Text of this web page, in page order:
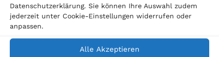
Datenschutzerklärung. Sie können Ihre Auswahl zudem
jederzeit unter Cookie-Einstellungen widerrufen oder
anpassen.
Alle Akzeptieren
Unser Team